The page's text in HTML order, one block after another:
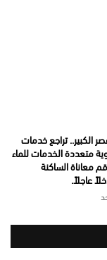
الكبير.. تراجع خدمات
متعددة الخدمات للماء
معاناة الساكنة
عاجلاً.